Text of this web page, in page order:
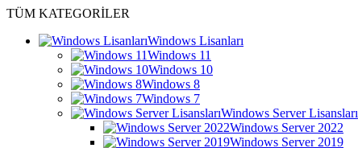
TÜM KATEGORİLER
Windows Lisanları
Windows 11
Windows 10
Windows 8
Windows 7
Windows Server Lisansları
Windows Server 2022
Windows Server 2019